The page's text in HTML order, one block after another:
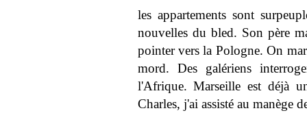
les appartements sont
nouvelles du bled. Son père
pointer vers la Pologne. On
mord. Des galériens
l'Afrique. Marseille est déjà
Charles, j'ai assisté au manège